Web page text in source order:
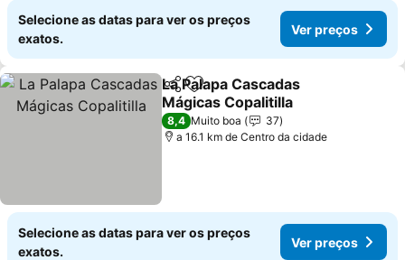
Selecione as datas para ver os preços
exatos.
Ver preços
PartilharAdicionar aos favoritos
La Palapa Cascadas
Mágicas Copalitilla
Ver preços
8,4 Muito boa
37
a 16.1 km de Centro da cidade
Selecione as datas para ver os preços
exatos.
Ver preços